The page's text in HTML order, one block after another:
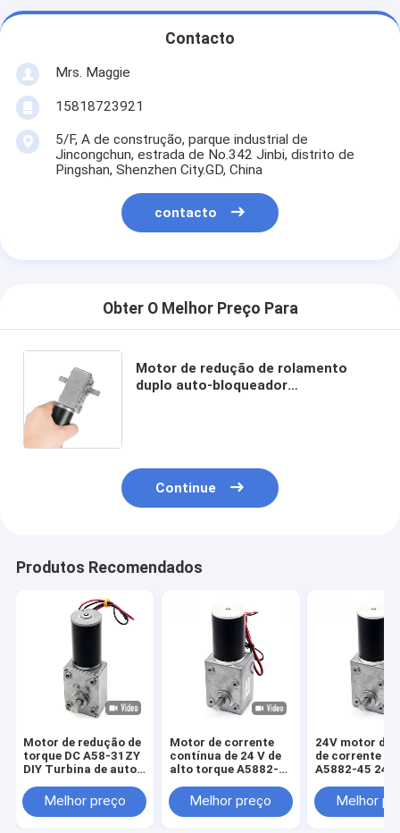
Contacto
Mrs. Maggie
15818723921
5/F, A de construção, parque industrial de
Jincongchun, estrada de No.342 Jinbi, distrito de
Pingshan, Shenzhen City.GD, China
contacto
Obter O Melhor Preço Para
Motor de redução de rolamento
duplo auto-bloqueador
Continue
Produtos Recomendados
Motor de redução de
torque DC A58-31ZY
DIY Turbina de auto-
torque caixa de
engrenagens de ver
Melhor preço
Motor de corrente
contínua de 24 V de
alto torque A5882-
contínua de alta
torque Motor de
Melhor preço
24V motor de
de corrente
A5882-45 24V
24V motor de
corrente
Melhor